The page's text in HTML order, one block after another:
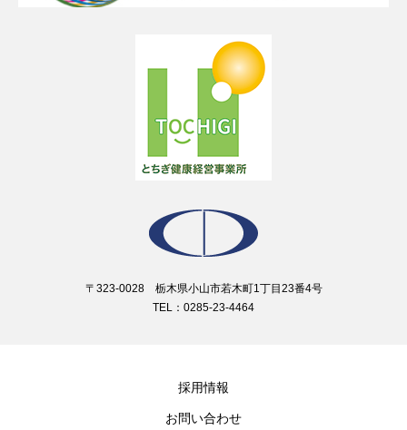
〒323-0028 栃木県小山市若木町1丁目23番4号
TEL：0285-23-4464
採用情報
お問い合わせ